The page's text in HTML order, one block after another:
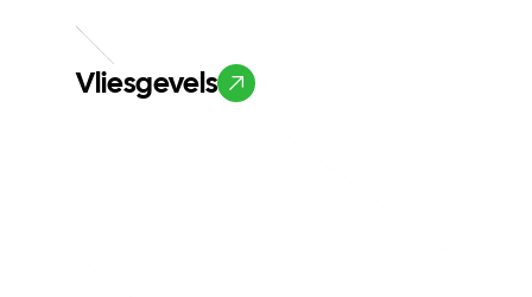
Vliesgevels